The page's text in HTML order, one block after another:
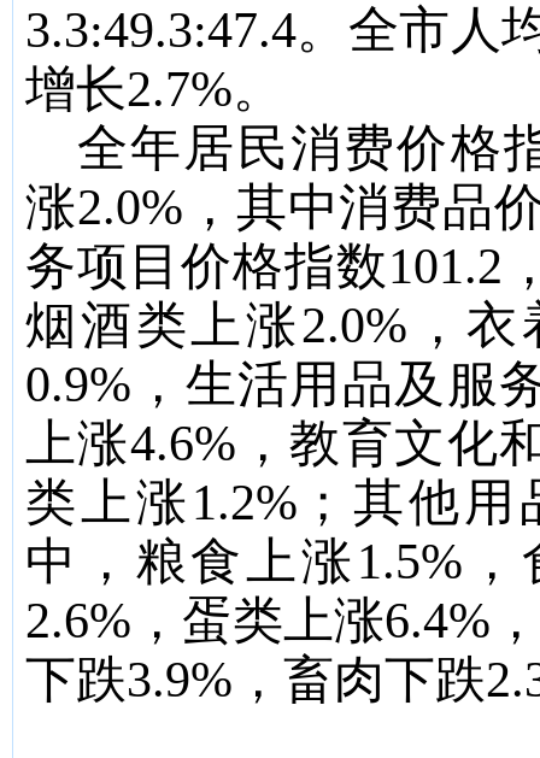
3.3:49.3:47.4。全市人
增长2.7%。
全年居民消费价格
涨2.0% ，其中消费品
务项目价格指数101.2
烟酒类上涨2.0% ，
0.9% ，生活用品及服
上涨4.6% ，教育文化
类上涨1.2% ；其他
中，粮食上涨1.5%
2.6% ，蛋类上涨6.4%
下跌3.9% ，畜肉下跌